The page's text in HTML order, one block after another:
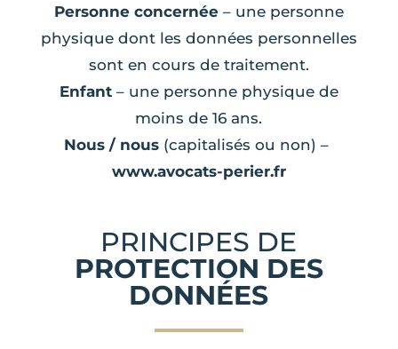
Personne concernée – une personne
physique dont les données personnelles
sont en cours de traitement.
Enfant – une personne physique de
moins de 16 ans.
Nous / nous (capitalisés ou non) –
www.avocats-perier.fr
PRINCIPES DE
PROTECTION DES
DONNÉES